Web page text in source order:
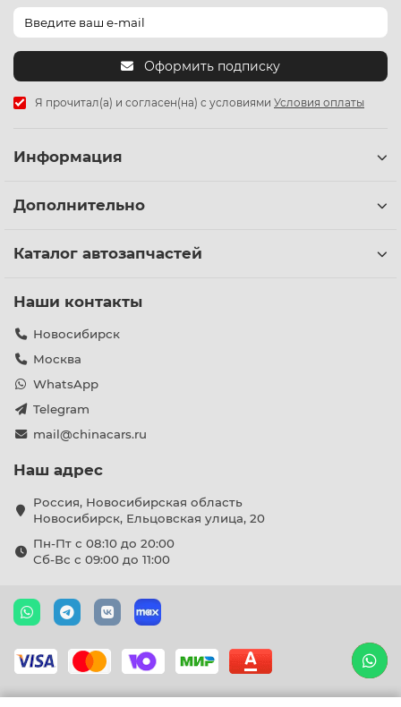
Оформить подписку
Я прочитал(а) и согласен(на) с условиями Условия оплаты
Информация
Дополнительно
Каталог автозапчастей
Наши контакты
Новосибирск
Москва
WhatsApp
Telegram
mail@chinacars.ru
Наш адрес
Россия, Новосибирская область
Новосибирск, Ельцовская улица, 20
Пн-Пт с 08:10 до 20:00
Сб-Вс с 09:00 до 11:00